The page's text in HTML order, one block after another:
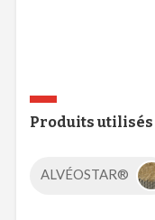
Produits utilisés
ALVÉOSTAR®